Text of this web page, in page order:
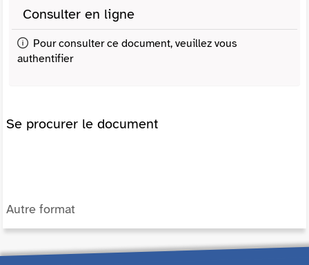
Consulter en ligne
Pour consulter ce document, veuillez vous
authentifier
Se procurer le document
Autre format